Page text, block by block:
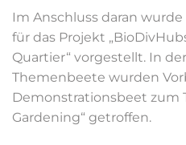
Im Anschluss daran
für das Projekt
Quartier“ vorgestellt. In
Themenbeete wurden
Demonstrationsbeet zum
Gardening“ getroffen.